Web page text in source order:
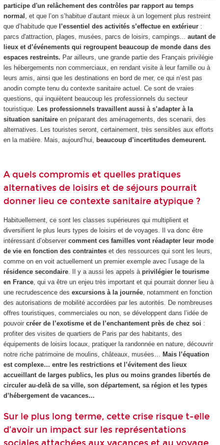
participe d'un relâchement des contrôles par rapport au temps
normal , et que l’on s’habitue d’autant mieux à un logement plus restreint
que d’habitude que l’essentiel des activités s’effectue en extérieur:
parcs d'attraction, plages, musées, parcs de loisirs, campings... autant de
lieux et d’événements qui regroupent beaucoup de monde dans des
espaces restreints. Par ailleurs, une grande partie des Français privilégie
les hébergements non commerciaux, en rendant visite à leur famille ou à
leurs amis, ainsi que les destinations en bord de mer, ce qui n’est pas
anodin compte tenu du contexte sanitaire actuel. Ce sont de vraies
questions, qui inquiètent beaucoup les professionnels du secteur
touristique. Les professionnels travaillent aussi à s’adapter à la
situation sanitaireen préparant des aménagements, des scenarii, des
alternatives. Les touristes seront, certainement, très sensibles aux efforts
en la matière. Mais, aujourd’hui, beaucoup d’incertitudes demeurent.
A quels compromis et quelles pratiques
alternatives de loisirs et de séjours pourrait
donner lieu ce contexte sanitaire atypique ?
Habituellement, ce sont les classes supérieures qui multiplient et
diversifient le plus leurs types de loisirs et de voyages. Il va donc être
intéressant d’observer comment ces familles vont réadapter leur mode
de vie en fonction des contrainteset des ressources qui sont les leurs,
comme on en voit actuellement un premier exemple avec l’usage de la
résidence secondaire. Il y a aussi les appels à privilégier le tourisme
en France, qui va être un enjeu très important et qui pourrait donner lieu à
une recrudescence des excursions à la journée, notamment en fonction
des autorisations de mobilité accordées par les autorités. De nombreuses
offres touristiques, commerciales ou non, se développent dans l’idée de
pouvoir créer de l’exotisme et de l’enchantement près de chez soi :
profiter des visites de quartiers de Paris par des habitants, des
équipements de loisirs locaux, pratiquer la randonnée en nature, découvrir
notre riche patrimoine de moulins, châteaux, musées…
Mais l’équation
est complexe… entre les restrictions et l’évitement des lieux
accueillant de larges publics, les plus ou moins grandes libertés de
circuler au-delà de sa ville, son département, sa région et les types
d’hébergement de vacances…
Sur le plus long terme, cette crise risque t-elle
d’avoir un impact sur les représentations